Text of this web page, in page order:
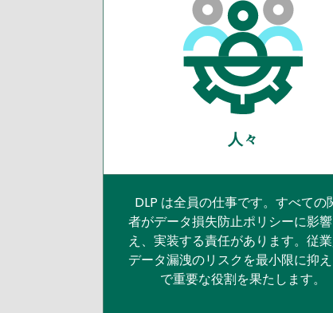
人々
DLP は全員の仕事です。すべての
者がデータ損失防止ポリシーに影
え、実装する責任があります。従
データ漏洩のリスクを最小限に抑
で重要な役割を果たします。